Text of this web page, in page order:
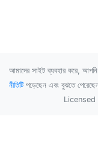
আমাদের সাইট ব্যবহার করে,
নীতিটি পড়েছেন এবং বুঝতে
Licensed